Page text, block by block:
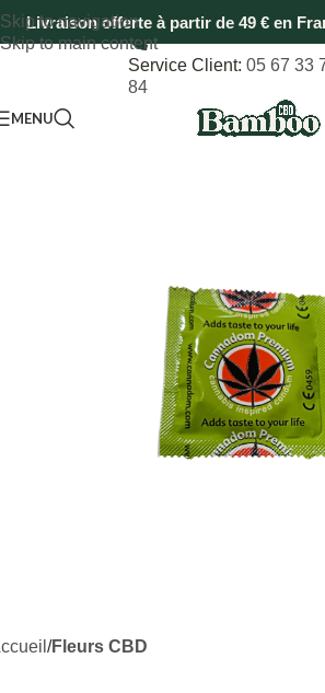
Skip to navigation
Skip to main content
Livraison offerte à partir de 49 € en
Service Client: 05 67 33
84
MENU
Fleurs CBD